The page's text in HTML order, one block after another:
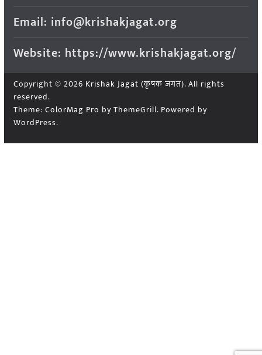
Email: info@krishakjagat.org
Website: https://www.krishakjagat.org/
Copyright © 2026 Krishak Jagat (कृषक जगत). All rights
reserved.
Theme: ColorMag Pro by ThemeGrill. Powered by
WordPress.